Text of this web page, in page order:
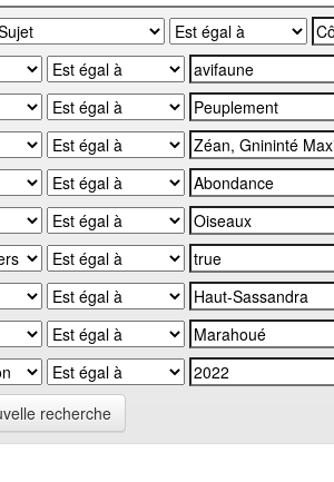
recherche